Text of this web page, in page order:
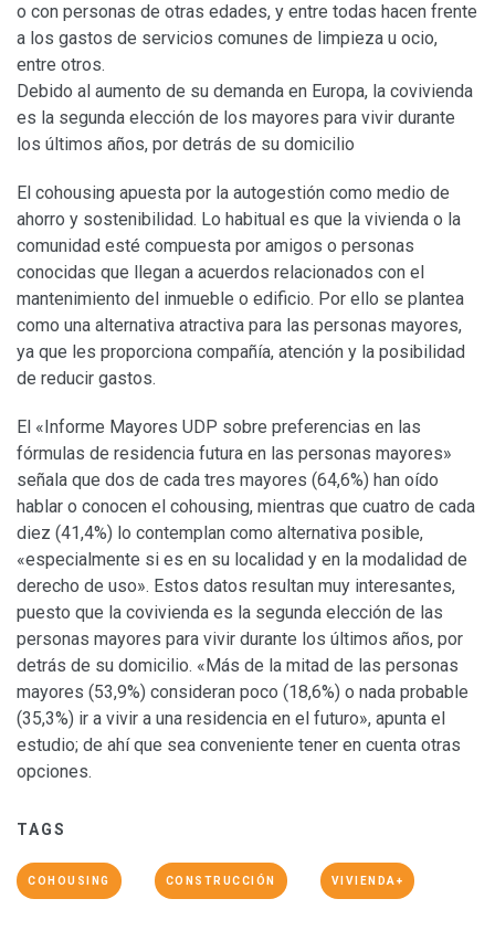
o con personas de otras edades, y entre todas hacen frente
a los gastos de servicios comunes de limpieza u ocio,
entre otros.
Debido al aumento de su demanda en Europa, la covivienda
es la segunda elección de los mayores para vivir durante
los últimos años, por detrás de su domicilio
El cohousing apuesta por la autogestión como medio de
ahorro y sostenibilidad. Lo habitual es que la vivienda o la
comunidad esté compuesta por amigos o personas
conocidas que llegan a acuerdos relacionados con el
mantenimiento del inmueble o edificio. Por ello se plantea
como una alternativa atractiva para las personas mayores,
ya que les proporciona compañía, atención y la posibilidad
de reducir gastos.
El «Informe Mayores UDP sobre preferencias en las
fórmulas de residencia futura en las personas mayores»
señala que dos de cada tres mayores (64,6%) han oído
hablar o conocen el cohousing, mientras que cuatro de cada
diez (41,4%) lo contemplan como alternativa posible,
«especialmente si es en su localidad y en la modalidad de
derecho de uso». Estos datos resultan muy interesantes,
puesto que la covivienda es la segunda elección de las
personas mayores para vivir durante los últimos años, por
detrás de su domicilio. «Más de la mitad de las personas
mayores (53,9%) consideran poco (18,6%) o nada probable
(35,3%) ir a vivir a una residencia en el futuro», apunta el
estudio; de ahí que sea conveniente tener en cuenta otras
opciones.
TAGS
COHOUSING CONSTRUCCIÓN VIVIENDA+